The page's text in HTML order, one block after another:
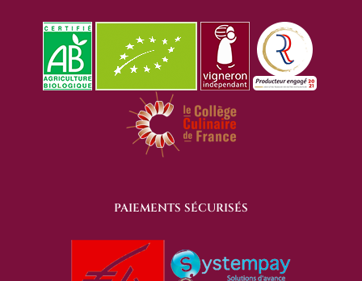
PAIEMENTS SÉCURISÉS